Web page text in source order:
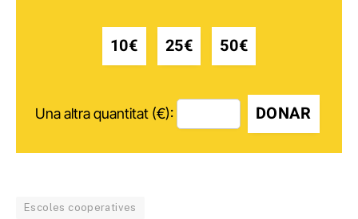
10€ 25€ 50€
Una altra quantitat (€): DONAR
Escoles cooperatives